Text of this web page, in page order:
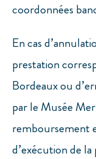
coordonnées
En cas
prestation
Bordeaux ou
par le Musée
remboursement
d’exécution de